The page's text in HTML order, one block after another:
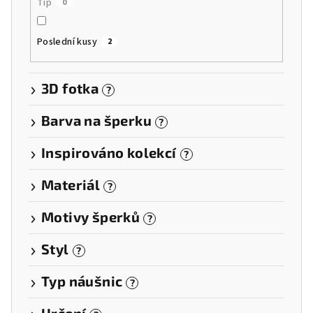
Poslední kusy 2
3D fotka ?
Barva na šperku ?
Inspirováno kolekcí ?
Materiál ?
Motivy šperků ?
Styl ?
Typ náušnic ?